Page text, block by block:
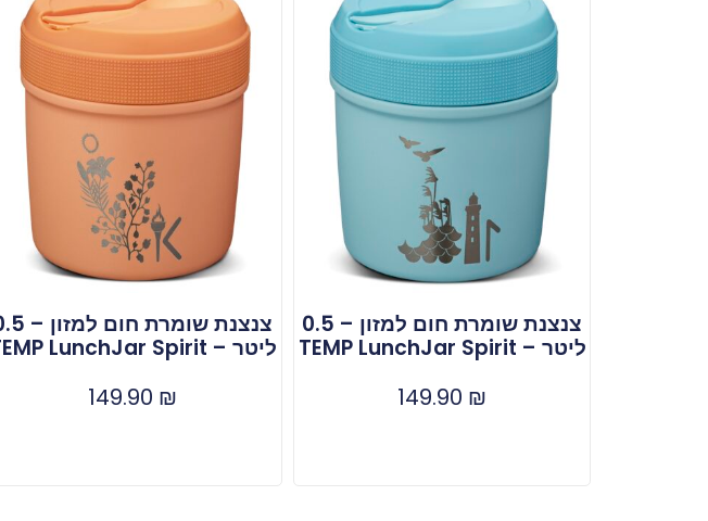
צנצנת שומרת חום למזון – 0.5
ליטר – TEMP LunchJar Spirit
149.90 ₪
צנצנת שומרת חום
ליטר – TEMP LunchJar Spirit
149.90 ₪